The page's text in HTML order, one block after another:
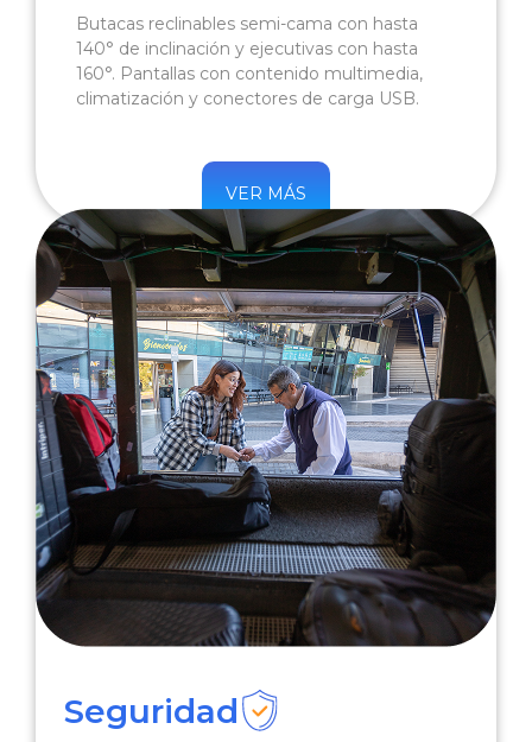
Butacas reclinables semi-cama con hasta
140° de inclinación y ejecutivas con hasta
160°. Pantallas con contenido multimedia,
climatización y conectores de carga USB.
VER MÁS
Seguridad